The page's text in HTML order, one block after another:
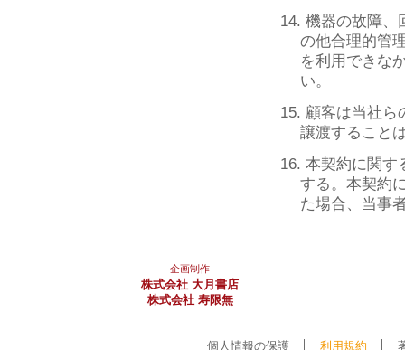
14. 機器の故障、
の他合理的管
を利用できな
い。
15. 顧客は当社ら
譲渡すること
16. 本契約に関す
する。本契約
た場合、当事
企画制作
株式会社 大月書店
株式会社 寿限無
個人情報の保護 利用規約